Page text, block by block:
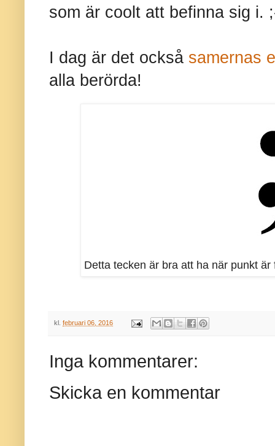
som är coolt att befinna sig i.
I dag är det också samernas
alla berörda!
Detta tecken är bra att ha när punkt
kl. februari 06, 2016
Inga kommentarer:
Skicka en kommentar